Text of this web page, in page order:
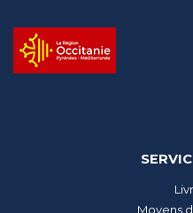
Moyens